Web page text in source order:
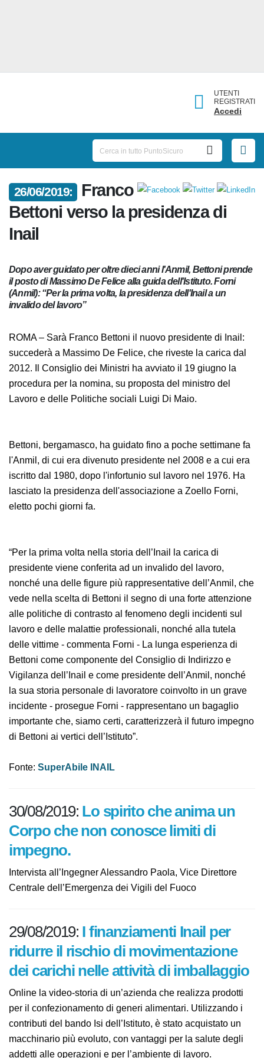
UTENTI
REGISTRATI
Accedi
26/06/2019:
Franco Bettoni verso la
presidenza di Inail
Dopo aver guidato per oltre dieci anni l'Anmil, Bettoni
prende il posto di Massimo De Felice alla guida dell'Istituto.
Forni (Anmil): “Per la prima volta, la presidenza dell'Inail a
un invalido del lavoro”
ROMA – Sarà Franco Bettoni il nuovo presidente di Inail:
succederà a Massimo De Felice, che riveste la carica dal
2012. Il Consiglio dei Ministri ha avviato il 19 giugno la
procedura per la nomina, su proposta del ministro del
Lavoro e delle Politiche sociali Luigi Di Maio.
Bettoni, bergamasco, ha guidato fino a poche
settimane fa l'Anmil, di cui era divenuto presidente nel
2008 e a cui era iscritto dal 1980, dopo l'infortunio sul
lavoro nel 1976. Ha lasciato la presidenza
dell'associazione a Zoello Forni, eletto pochi giorni fa.
“Per la prima volta nella storia dell’Inail la carica di
presidente viene conferita ad un invalido del lavoro,
nonché una delle figure più rappresentative dell’Anmil,
che vede nella scelta di Bettoni il segno di una forte
attenzione alle politiche di contrasto al fenomeno degli
incidenti sul lavoro e delle malattie professionali,
nonché alla tutela delle vittime - commenta Forni - La
lunga esperienza di Bettoni come componente del
Consiglio di Indirizzo e Vigilanza dell’Inail e come
presidente dell’Anmil, nonché la sua storia personale di
lavoratore coinvolto in un grave incidente - prosegue
Forni - rappresentano un bagaglio importante che,
siamo certi, caratterizzerà il futuro impegno di Bettoni
30/08/2019:Lo spirito che anima un
Corpo che non conosce limiti di
impegno.
Intervista all’Ingegner Alessandro Paola, Vice Direttore
29/08/2019:I finanziamenti Inail per
ridurre il rischio di
movimentazione dei carichi nelle
attività di imballaggio
Online la video-storia di un’azienda che realizza
prodotti per il confezionamento di generi alimentari.